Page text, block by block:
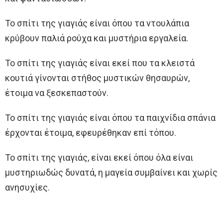
Το σπίτι της γιαγιάς είναι όπου τα ντουλάπια
κρύβουν παλιά ρούχα και μυστήρια εργαλεία.
Το σπίτι της γιαγιάς είναι εκεί που τα κλειστά
κουτιά γίνονται στήθος μυστικών θησαυρών,
έτοιμα να ξεσκεπαστούν.
Το σπίτι της γιαγιάς είναι όπου τα παιχνίδια σπάνια
έρχονται έτοιμα, εφευρέθηκαν επί τόπου.
Το σπίτι της γιαγιάς, είναι εκεί όπου όλα είναι
μυστηριωδώς δυνατά, η μαγεία συμβαίνει και χωρίς
ανησυχίες.